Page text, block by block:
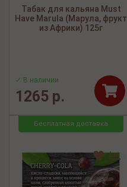
Табак для кальяна Must
Have Marula (Марула, фрукт
из Африки) 125г
✓ В наличии
1265 р.
Бесплатная доставка